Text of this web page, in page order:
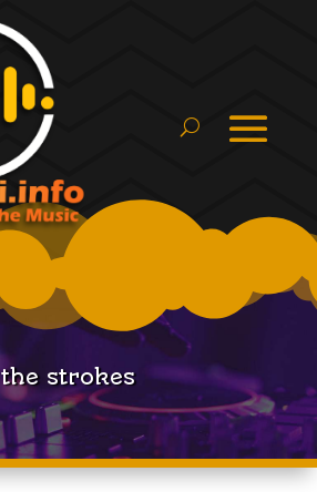
the strokes